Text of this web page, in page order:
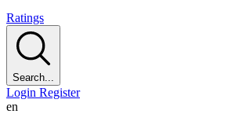
Ratings
Search...
Login Register
en